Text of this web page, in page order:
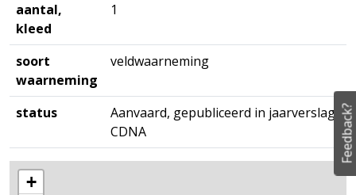
aantal,
kleed
1
soort
waarneming
veldwaarneming
status
Aanvaard, gepubliceerd in jaarverslag
CDNA
+
Feedback?